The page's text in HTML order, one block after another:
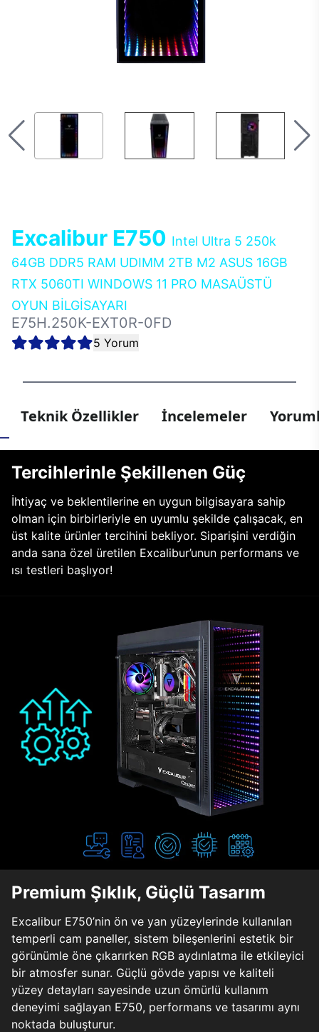
Excalibur E750 Intel Ultra 5 250k
64GB DDR5 RAM UDIMM 2TB M2 ASUS 16GB
RTX 5060TI WINDOWS 11 PRO MASAÜSTÜ
OYUN BİLGİSAYARI
E75H.250K-EXT0R-0FD
5 Yorum
Teknik Özellikler İncelemeler
Tercihlerinle Şekillenen Güç
İhtiyaç ve beklentilerine en uygun bilgisayara sahip
olman için birbirleriyle en uyumlu şekilde çalışacak, en
üst kalite ürünler tercihini bekliyor. Siparişini verdiğin
anda sana özel üretilen Excalibur’unun performans ve
ısı testleri başlıyor!
Premium Şıklık, Güçlü Tasarım
Excalibur E750’nin ön ve yan yüzeylerinde kullanılan
temperli cam paneller, sistem bileşenlerini estetik bir
görünümle öne çıkarırken RGB aydınlatma ile etkileyici
bir atmosfer sunar. Güçlü gövde yapısı ve kaliteli
yüzey detayları sayesinde uzun ömürlü kullanım
deneyimi sağlayan E750, performans ve tasarımı aynı
noktada buluşturur.